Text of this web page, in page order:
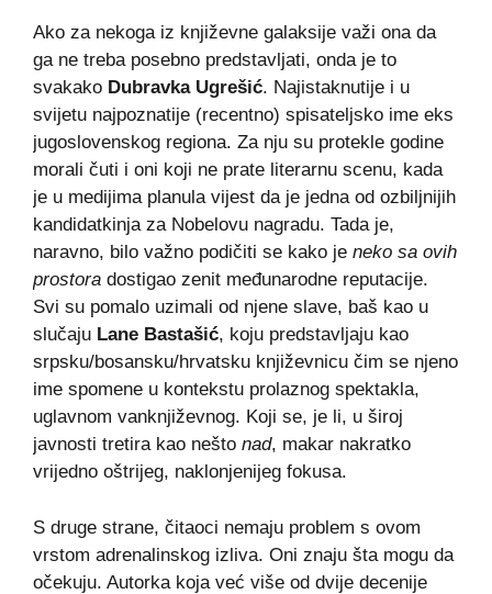
Ako za nekoga iz književne galaksije važi ona da
ga ne treba posebno predstavljati, onda je to
svakako Dubravka Ugrešić. Najistaknutije i u
svijetu najpoznatije (recentno) spisateljsko ime eks
jugoslovenskog regiona. Za nju su protekle godine
morali čuti i oni koji ne prate literarnu scenu, kada
je u medijima planula vijest da je jedna od ozbiljnijih
kandidatkinja za Nobelovu nagradu. Tada je,
naravno, bilo važno podičiti se kako je neko sa ovih
prostora dostigao zenit međunarodne reputacije.
Svi su pomalo uzimali od njene slave, baš kao u
slučaju Lane Bastašić, koju predstavljaju kao
srpsku/bosansku/hrvatsku književnicu čim se njeno
ime spomene u kontekstu prolaznog spektakla,
uglavnom vanknjiževnog. Koji se, je li, u široj
javnosti tretira kao nešto nad, makar nakratko
vrijedno oštrijeg, naklonjenijeg fokusa.
S druge strane, čitaoci nemaju problem s ovom
vrstom adrenalinskog izliva. Oni znaju šta mogu da
očekuju. Autorka koja već više od dvije decenije